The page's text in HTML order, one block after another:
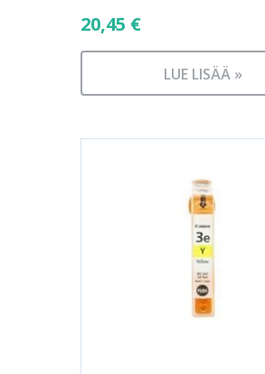
20,45 €
LUE LISÄÄ »